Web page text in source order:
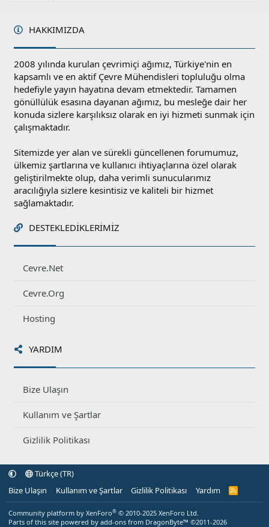
HAKKIMIZDA
2008 yılında kurulan çevrimiçi ağımız, Türkiye'nin en
kapsamlı ve en aktif Çevre Mühendisleri topluluğu olma
hedefiyle yayın hayatına devam etmektedir. Tamamen
gönüllülük esasına dayanan ağımız, bu mesleğe dair her
konuda sizlere karşılıksız olarak en iyi hizmeti sunmak için
çalışmaktadır.
Sitemizde yer alan ve sürekli güncellenen forumumuz,
ülkemiz şartlarına ve kullanıcı ihtiyaçlarına özel olarak
geliştirilmekte olup, daha verimli sunucularımız
aracılığıyla sizlere kesintisiz ve kaliteli bir hizmet
sağlamaktadır.
DESTEKLEDIKLERIMIZ
Cevre.Net
Cevre.Org
Hosting
YARDIM
Bize Ulaşın
Kullanım ve Şartlar
Gizlilik Politikası
Türkçe (TR)
Bize Ulaşın
Kullanım ve Şartlar Gizlilik Politikası Yardım
R
Community platform by XenForo® © 2010-2025 XenForo Ltd.
Parts of this site powered by add-ons from DragonByte™ ©2011-2026